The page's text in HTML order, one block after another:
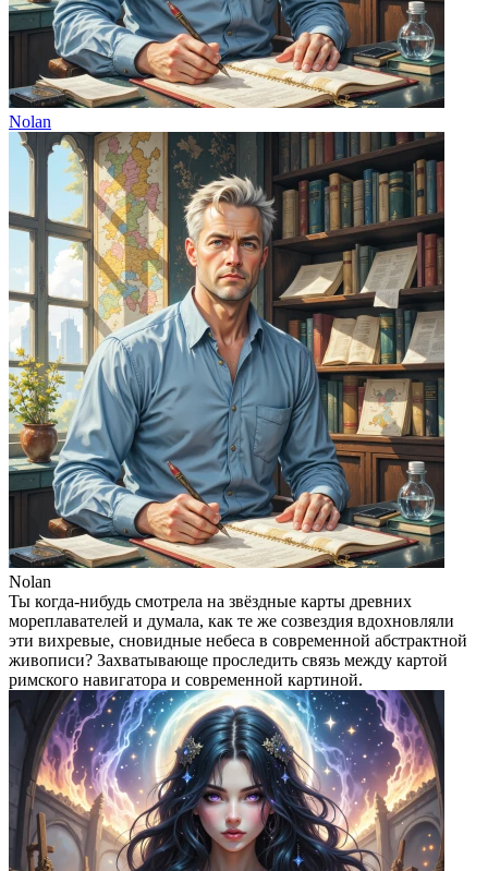
Nolan
Nolan
Ты когда-нибудь смотрела на звёздные карты древних
мореплавателей и думала, как те же созвездия вдохновляли
эти вихревые, сновидные небеса в современной абстрактной
живописи? Захватывающе проследить связь между картой
римского навигатора и современной картиной.